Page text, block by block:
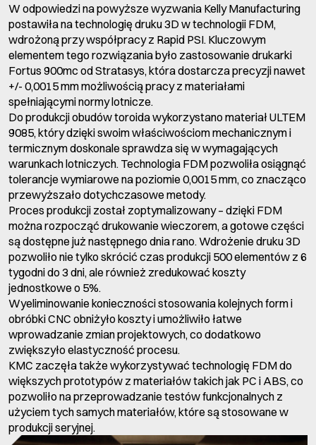
W odpowiedzi na powyższe wyzwania Kelly Manufacturing
postawiła na technologię druku 3D w technologii FDM,
wdrożoną przy współpracy z Rapid PSI. Kluczowym
elementem tego rozwiązania było zastosowanie drukarki
Fortus 900mc od Stratasys, która dostarcza precyzji nawet
+/- 0,0015 mm możliwością pracy z materiałami
spełniającymi normy lotnicze.
Do produkcji obudów toroida wykorzystano materiał ULTEM
9085, który dzięki swoim właściwościom mechanicznym i
termicznym doskonale sprawdza się w wymagających
warunkach lotniczych. Technologia FDM pozwoliła osiągnąć
tolerancje wymiarowe na poziomie 0,0015 mm, co znacząco
przewyższało dotychczasowe metody.
Proces produkcji został zoptymalizowany – dzięki FDM
można rozpocząć drukowanie wieczorem, a gotowe części
są dostępne już następnego dnia rano. Wdrożenie druku 3D
pozwoliło nie tylko skrócić czas produkcji 500 elementów z 6
tygodni do 3 dni, ale również zredukować koszty
jednostkowe o 5%.
Wyeliminowanie konieczności stosowania kolejnych form i
obróbki CNC obniżyło koszty i umożliwiło łatwe
wprowadzanie zmian projektowych, co dodatkowo
zwiększyło elastyczność procesu.
KMC zaczęła także wykorzystywać technologię FDM do
większych prototypów z materiałów takich jak PC i ABS, co
pozwoliło na przeprowadzanie testów funkcjonalnych z
użyciem tych samych materiałów, które są stosowane w
produkcji seryjnej.